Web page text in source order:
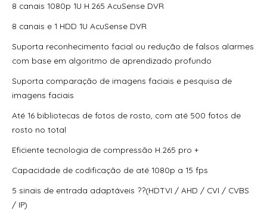
70300Aep0N | Assa Abloy | Placa De Expansão Para
Monitoramento Vertx V300
71000Bep0N01A | Assa Abloy | Controlador Vertx Evo™
V1000
72000Bep0N01A | Assa Abloy | Controlador Vertx Evo™
V2000
900Ltnnek00017 | Assa Abloy | Leitor De Proximidade
Rp10
900Nbnnek20000 | Assa Abloy | Leitor De Proximidade
900Nmnnekma001 | Assa Abloy | Leitor De Proximidade
R10
8 canais 1080p 1U H.265 AcuSense DVR
8 canais e 1 HDD 1U AcuSense DVR
Suporta reconhecimento facial ou redução de falsos alarmes
com base em algoritmo de aprendizado profundo
Suporta comparação de imagens faciais e pesquisa de
imagens faciais
Até 16 bibliotecas de fotos de rosto, com até 500 fotos de
rosto no total
Eficiente tecnologia de compressão H.265 pro +
Capacidade de codificação de até 1080p a 15 fps
5 sinais de entrada adaptáveis ??(HDTVI / AHD / CVI / CVBS
/ IP)